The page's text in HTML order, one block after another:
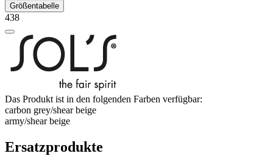
Größentabelle
438
Das Produkt ist in den folgenden Farben verfügbar:
carbon grey/​shear beige
army/​shear beige
Ersatzprodukte